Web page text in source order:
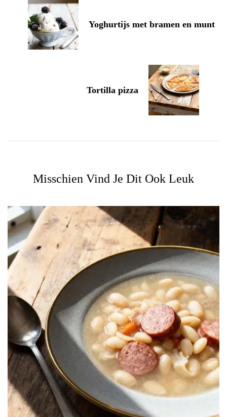
Yoghurtijs met bramen en munt
Tortilla pizza
Misschien Vind Je Dit Ook Leuk